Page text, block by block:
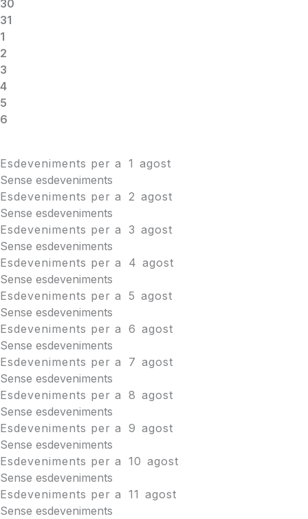
30
31
1
2
3
4
5
6
Esdeveniments per a 1 agost
Sense esdeveniments
Esdeveniments per a
2 agost
Sense esdeveniments
Esdeveniments per a 3 agost
Sense esdeveniments
Esdeveniments per a
4 agost
Sense esdeveniments
Esdeveniments per a 5 agost
Sense esdeveniments
Esdeveniments per a 6 agost
Sense esdeveniments
Esdeveniments per a
7 agost
Sense esdeveniments
Esdeveniments per a 8 agost
Sense esdeveniments
Esdeveniments per a 9 agost
Sense esdeveniments
Esdeveniments per a 10 agost
Sense esdeveniments
Esdeveniments per a 11 agost
Sense esdeveniments